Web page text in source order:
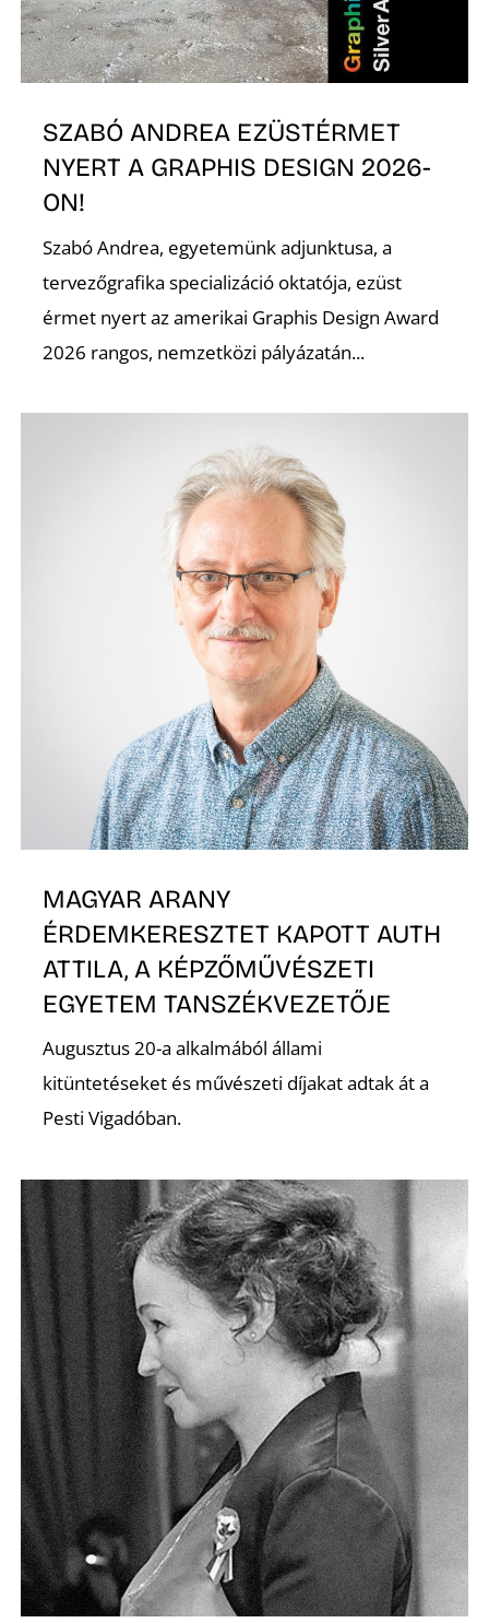
SZABÓ ANDREA EZÜSTÉRMET
NYERT A GRAPHIS DESIGN 2026-
ON!
Szabó Andrea, egyetemünk adjunktusa, a
tervezőgrafika specializáció oktatója, ezüst
érmet nyert az amerikai Graphis Design Award
2026 rangos, nemzetközi pályázatán...
MAGYAR ARANY
ÉRDEMKERESZTET KAPOTT AUTH
ATTILA, A KÉPZŐMŰVÉSZETI
EGYETEM TANSZÉKVEZETŐJE
Augusztus 20-a alkalmából állami
kitüntetéseket és művészeti díjakat adtak át a
Pesti Vigadóban.